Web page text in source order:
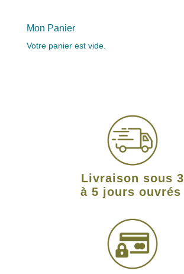
Mon Panier
Votre panier est vide.
Livraison sous 3
à 5 jours ouvrés